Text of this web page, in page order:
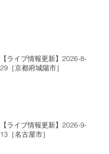
【ライブ情報更新】2026-8-
29［京都府城陽市］
【ライブ情報更新】2026-9-
13［名古屋市］